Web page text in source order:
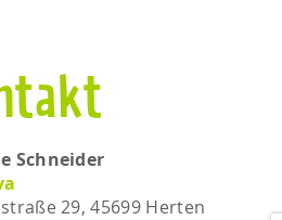
Schneider
29, 45699 Herten